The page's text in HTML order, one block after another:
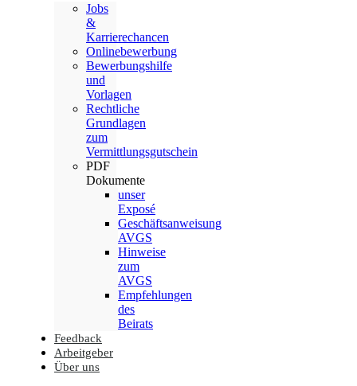
Jobs
&
Karrierechancen
Onlinebewerbung
Bewerbungshilfe
und
Vorlagen
Rechtliche
Grundlagen
zum
Vermittlungsgutschein
PDF
Dokumente
unser
Exposé
Geschäftsanweisung
AVGS
Hinweise
zum
AVGS
Empfehlungen
des
Beirats
Feedback
Arbeitgeber
Über uns